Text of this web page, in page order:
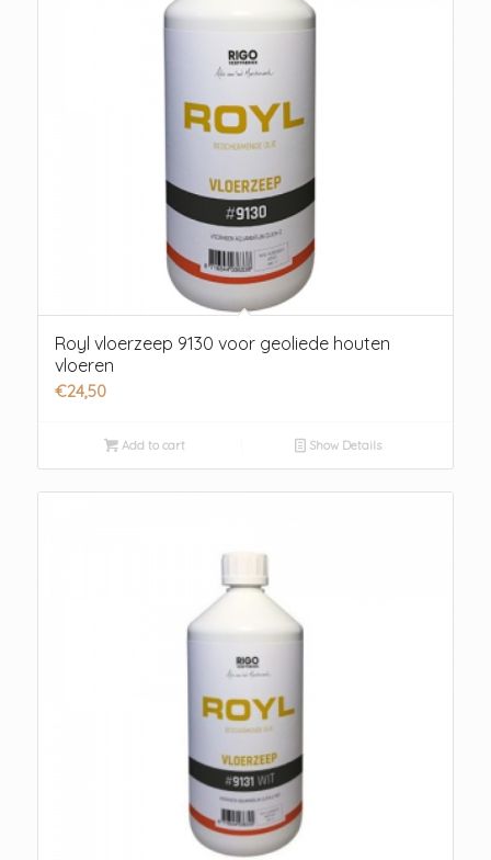
Royl vloerzeep 9130 voor geoliede houten
vloeren
€24,50
Add to cart Show Details